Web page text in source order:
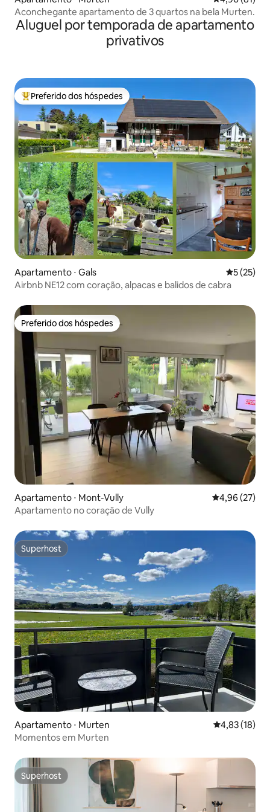
Aconchegante apartamento de 3 quartos na bela Murten.
Aluguel por temporada de apartamento
privativos
Entre os melhores preferidos dos hóspedes
Preferido dos hóspedes
Apartamento ⋅ Gals 5 de uma
5 (25)
Airbnb NE12 com coração, alpacas e balidos de cabra
Preferido dos hóspedes
Preferido dos hóspedes
Apartamento ⋅ Mont-Vully 4,96 de uma
4,96 (27)
Apartamento no coração de Vully
Superhost
Superhost
Apartamento ⋅ Murten 4,83 de uma
4,83 (18)
Momentos em Murten
Superhost
Superhost